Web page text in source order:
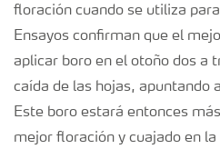
floración cuando se utiliza
Ensayos confirman que el
aplicar boro en el otoño dos a
caída de las hojas, apuntando
Este boro estará entonces
mejor floración y cuajado en